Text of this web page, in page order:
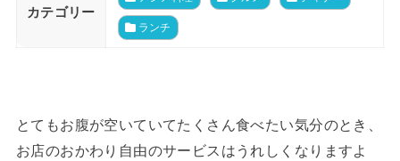
カテゴリー
ランチ
とてもお腹が空いていてたくさん食べたい気分のとき、
お店のおかわり自由のサービスはうれしくなりますよ